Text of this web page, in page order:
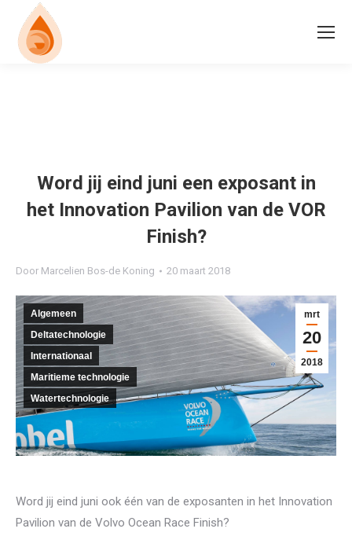
Word jij eind juni een exposant in
het Innovation Pavilion van de VOR
Finish?
Door Marcelien Bos-de Koning 20 maart 2018
mrt
20
2018
Algemeen
Deltatechnologie
Internationaal
Maritieme technologie
Watertechnologie
Word jij eind juni ook één van de exposanten in het Innovation
Pavilion van de Volvo Ocean Race Finish?